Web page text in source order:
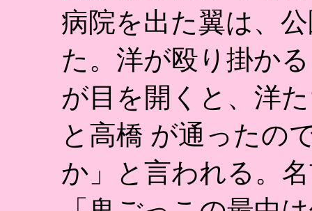
病院を出た翼は、
た。洋が殴り掛か
が目を開くと、洋
と高橋 が通ったの
か」と言われる。